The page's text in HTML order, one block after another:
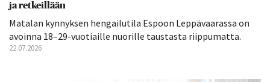
ja retkeillään
Matalan kynnyksen hengailutila Espoon Leppävaarassa on
avoinna 18–29-vuotiaille nuorille taustasta riippumatta.
22.07.2026